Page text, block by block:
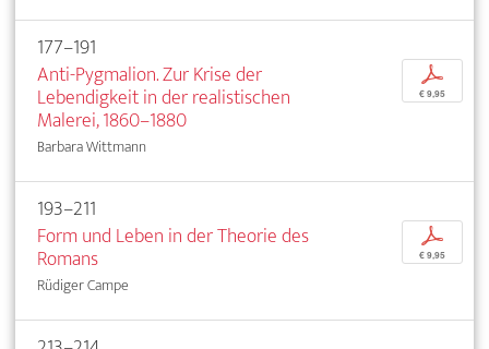
177–191
Anti-Pygmalion. Zur Krise der
Lebendigkeit in der realistischen
Malerei, 1860–1880
Barbara Wittmann
p
€ 9,95
193–211
Form und Leben in der Theorie des
Romans
Rüdiger Campe
p
€ 9,95